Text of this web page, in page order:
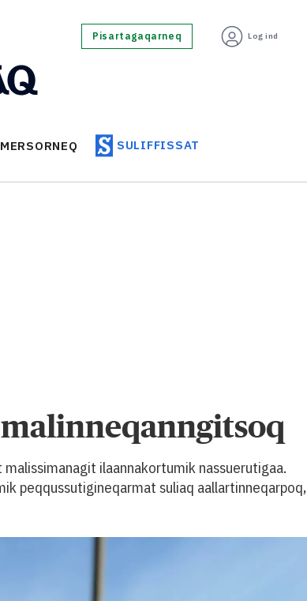
Pisartagaqarneq Log ind
SULIFFISSAT
malissimanagit ilaannakortumik nassuerutigaa.
peqqussutigineqarmat suliaq aallartinneqarpoq,